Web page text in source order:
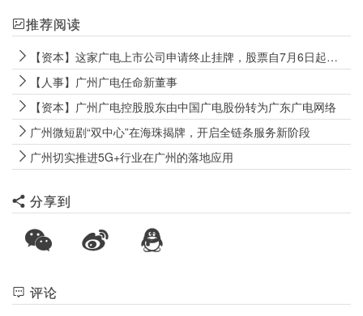
推荐阅读
【资本】这家广电上市公司申请终止挂牌，股票自7月6日起停牌
【人事】广州广电任命新董事
【资本】广州广电控股股东由中国广电股份转为广东广电网络
广州微短剧“双中心”在海珠揭牌，开启全链条服务新阶段
广州切实推进5G+行业在广州的落地应用
分享到
评论